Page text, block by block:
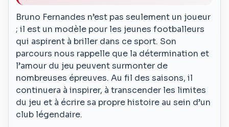
Bruno Fernandes n’est pas seulement un joueur
; il est un modèle pour les jeunes footballeurs
qui aspirent à briller dans ce sport. Son
parcours nous rappelle que la détermination et
l’amour du jeu peuvent surmonter de
nombreuses épreuves. Au fil des saisons, il
continuera à inspirer, à transcender les limites
du jeu et à écrire sa propre histoire au sein d’un
club légendaire.